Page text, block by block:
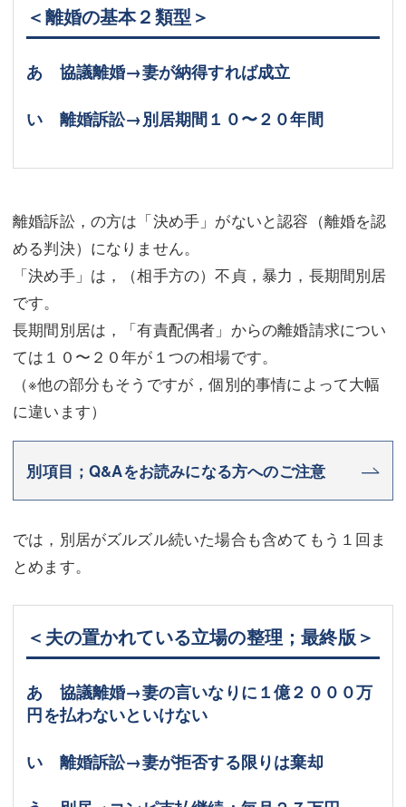
＜離婚の基本２類型＞
あ 協議離婚→妻が納得すれば成立
い 離婚訴訟→別居期間１０〜２０年間
離婚訴訟，の方は「決め手」がないと認容（離婚を認
める判決）になりません。
「決め手」は，（相手方の）不貞，暴力，長期間別居
です。
長期間別居は，「有責配偶者」からの離婚請求につい
ては１０〜２０年が１つの相場です。
（※他の部分もそうですが，個別的事情によって大幅
に違います）
別項目；Q&Aをお読みになる方へのご注意
では，別居がズルズル続いた場合も含めてもう１回ま
とめます。
＜夫の置かれている立場の整理；最終版＞
あ 協議離婚→妻の言いなりに１億２０００万
円を払わないといけない
い 離婚訴訟→妻が拒否する限りは棄却